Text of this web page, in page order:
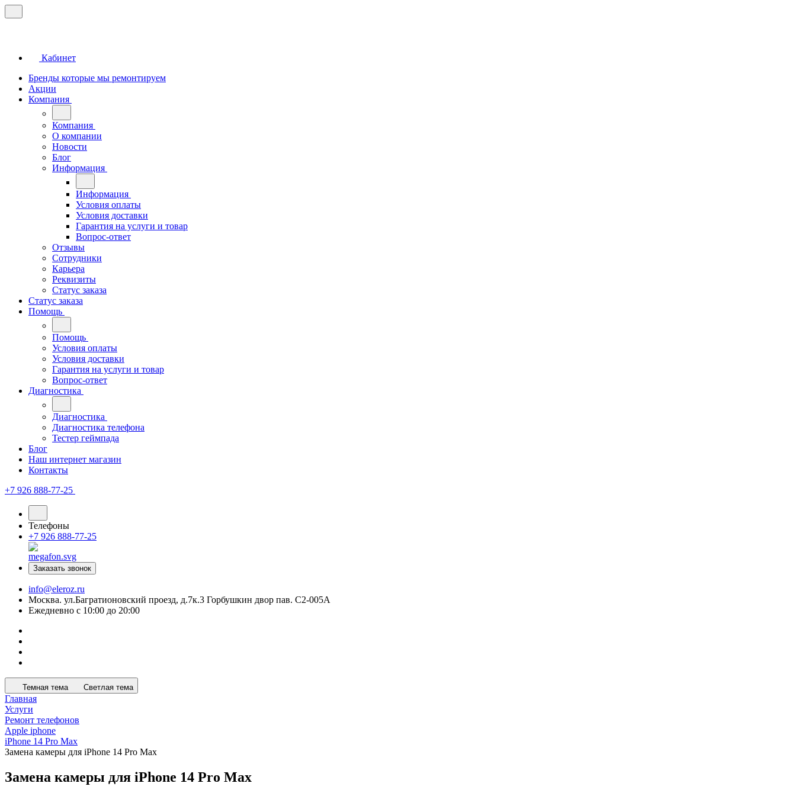
Кабинет
Бренды которые мы ремонтируем
Акции
Компания
Компания
О компании
Новости
Блог
Информация
Информация
Условия оплаты
Условия доставки
Гарантия на услуги и товар
Вопрос-ответ
Отзывы
Сотрудники
Карьера
Реквизиты
Статус заказа
Статус заказа
Помощь
Помощь
Условия оплаты
Условия доставки
Гарантия на услуги и товар
Вопрос-ответ
Диагностика
Диагностика
Диагностика телефона
Тестер геймпада
Блог
Наш интернет магазин
Контакты
+7 926 888-77-25
Телефоны
+7 926 888-77-25
Заказать звонок
info@eleroz.ru
Москва. ул.Багратионовский проезд, д.7к.3 Горбушкин двор пав. C2-005A
Ежедневно с 10:00 до 20:00
Темная тема Светлая тема
Главная
Услуги
Ремонт телефонов
Apple iphone
iPhone 14 Pro Max
Замена камеры для iPhone 14 Pro Max
Замена камеры для iPhone 14 Pro Max